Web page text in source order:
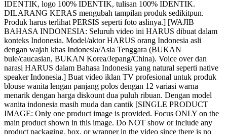
IDENTIK, logo 100% IDENTIK, tulisan 100% IDENTIK.
DILARANG KERAS mengubah tampilan produk sedikitpun.
Produk harus terlihat PERSIS seperti foto aslinya.] [WAJIB
BAHASA INDONESIA: Seluruh video ini HARUS dibuat dalam
konteks Indonesia. Model/aktor HARUS orang Indonesia asli
dengan wajah khas Indonesia/Asia Tenggara (BUKAN
bule/caucasian, BUKAN Korea/Jepang/China). Voice over dan
narasi HARUS dalam Bahasa Indonesia yang natural seperti native
speaker Indonesia.] Buat video iklan TV profesional untuk produk
blouse wanita lengan panjang polos dengan 12 variasi warna
menarik dengan harga diskount dua puluh ribuan. Dengan model
wanita indonesia masih muda dan cantik [SINGLE PRODUCT
IMAGE: Only one product image is provided. Focus ONLY on the
main product shown in this image. Do NOT show or include any
product packaging, box, or wrapper in the video since there is no